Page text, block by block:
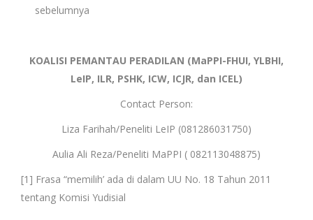
sebelumnya
KOALISI PEMANTAU PERADILAN (MaPPI-FHUI, YLBHI,
LeIP, ILR, PSHK, ICW, ICJR, dan ICEL)
Contact Person:
Liza Farihah/Peneliti LeIP (081286031750)
Aulia Ali Reza/Peneliti MaPPI ( 082113048875)
[1] Frasa “memilih’ ada di dalam UU No. 18 Tahun 2011
tentang Komisi Yudisial